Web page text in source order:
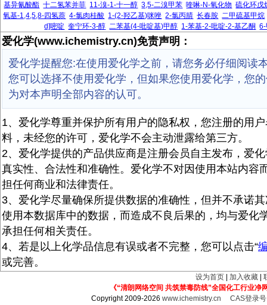
基异氰酸酯 十二氢苯并菲 11-溴-1-十一醇 3,5-二溴甲苯 喹啉-N-氧化物 硫化环戊
氧基-1,4,5,8-四氢萘 4-氯肉桂酸 1-(2-羟乙基)咪唑 2-氯丙腈 长春胺 二甲硫基甲烷
d]嘧啶 奎宁环-3-醇 二苯基(4-吡啶基)甲醇 1-苯基-2-吡啶-2-基乙酮
爱化学(www.ichemistry.cn)免责声明：
爱化学提醒您:在使用爱化学之前，请您务必仔细阅读
您可以选择不使用爱化学，但如果您使用爱化学，您
为对本声明全部内容的认可。
1、爱化学尊重并保护所有用户的隐私权，您注册的用
料，未经您的许可，爱化学不会主动泄露给第三方。
2、爱化学提供的产品供应商是注册会员自主发布，爱
真实性、合法性和准确性。爱化学不对因使用本站内容
担任何商业和法律责任。
3、爱化学尽量确保所提供数据的准确性，但并不承诺
使用本数据库中的数据，而造成不良后果的，均与爱化
承担任何相关责任。
4、若是以上化学品信息有误或者不完整，您可以点击“
或完善。
设为首页 加入收藏
《“清朗网络空间 共筑禁毒防线”全国化工行业净
Copyright 2009-2026www.ichemistry.cn
CAS登录